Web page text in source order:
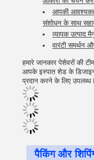
आपकी
संशोधन के साथ
व्यापक उत्पाद
वारंटी समर्थन
हमारे जानकार पेशेवरों की
आपके इस्पात शेड के डिजाइन
प्रदान करने के लिए उपलब्ध
पैकिंग और